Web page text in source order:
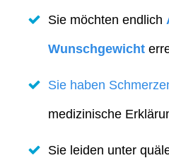
Sie möchten endlich
Wunschgewicht
Sie haben
medizinische
Sie leiden unter